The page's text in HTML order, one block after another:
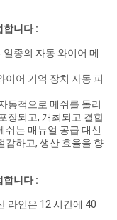
합니다 :
종의 자동 와이어 메
이어 기억 장치 자동 피
동적으로 메쉬를 돌리
장되고, 개최되고 결합
쉬는 매뉴얼 공급 대신
감하고, 생산 효율을 향
합니다 :
라인은 12 시간에 40